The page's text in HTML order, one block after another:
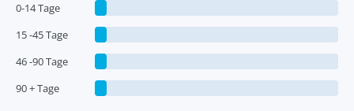
0-14 Tage
15 -45 Tage
46 -90 Tage
90 + Tage